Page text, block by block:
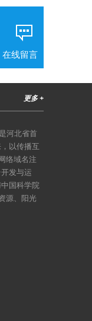
在线留言
更多 +
河北省首
以传播互
络域名注
发与运
国科学院
源、阳光